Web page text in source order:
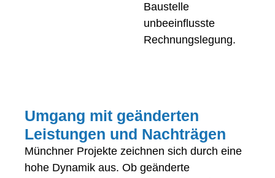
Baustelle
unbeeinflusste
Rechnungslegung.
Umgang mit geänderten
Leistungen und Nachträgen
Münchner Projekte zeichnen sich durch eine
hohe Dynamik aus. Ob geänderte